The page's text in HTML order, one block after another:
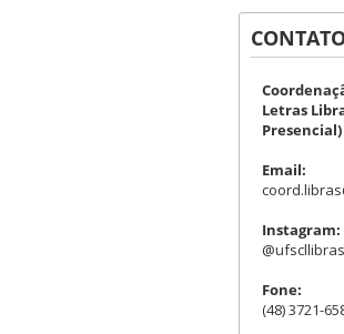
Letras
Presencial)
Email:
Instagram:
@ufscllibras
Fone:
(48) 3721-